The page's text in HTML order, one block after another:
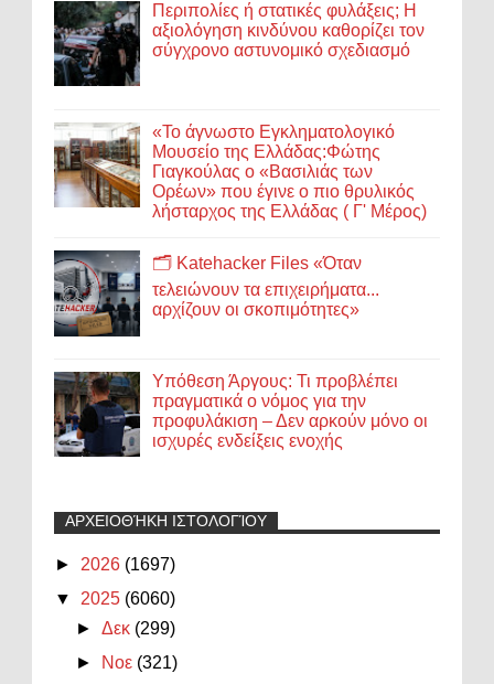
Περιπολίες ή στατικές φυλάξεις; Η
αξιολόγηση κινδύνου καθορίζει τον
σύγχρονο αστυνομικό σχεδιασμό
«Το άγνωστο Εγκληματολογικό
Μουσείο της Ελλάδας:Φώτης
Γιαγκούλας ο «Βασιλιάς των
Ορέων» που έγινε ο πιο θρυλικός
λήσταρχος της Ελλάδας ( Γ' Μέρος)
🗂️ Katehacker Files «Όταν
τελειώνουν τα επιχειρήματα...
αρχίζουν οι σκοπιμότητες»
Υπόθεση Άργους: Τι προβλέπει
πραγματικά ο νόμος για την
προφυλάκιση – Δεν αρκούν μόνο οι
ισχυρές ενδείξεις ενοχής
ΑΡΧΕΙΟΘΉΚΗ ΙΣΤΟΛΟΓΊΟΥ
► 2026 (1697)
▼ 2025 (6060)
►Δεκ (299)
►
Νοε (321)